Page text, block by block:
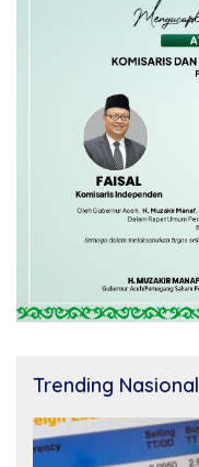
Trending Nasional